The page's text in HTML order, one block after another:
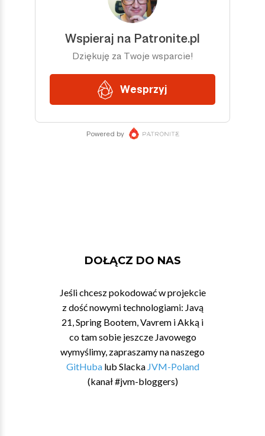
DOŁĄCZ DO NAS
Jeśli chcesz pokodować w projekcie
z dość nowymi technologiami: Javą
21, Spring Bootem, Vavrem i Akką i
co tam sobie jeszcze Javowego
wymyślimy, zapraszamy na naszego
GitHubalub Slacka JVM-Poland
(kanał #jvm-bloggers)